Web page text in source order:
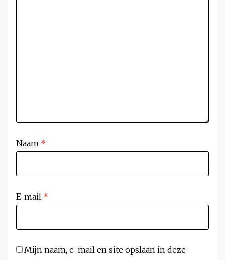
Naam *
E-mail *
Mijn naam, e-mail en site opslaan in deze